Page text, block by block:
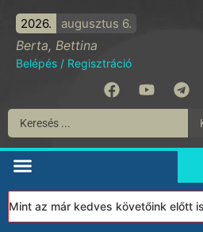
2026. augusztus 6.
Berta, Bettina
Belépés / Regisztráció
az már kedves követőink előtt